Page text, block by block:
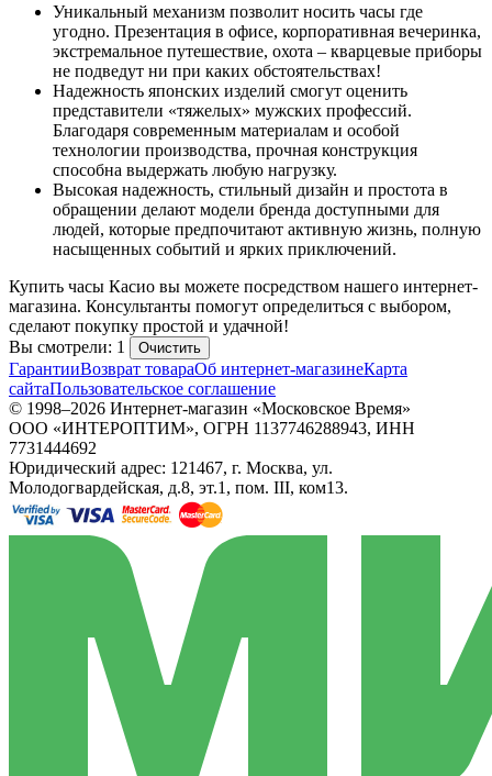
Уникальный механизм позволит носить часы где
угодно. Презентация в офисе, корпоративная вечеринка,
экстремальное путешествие, охота – кварцевые приборы
не подведут ни при каких обстоятельствах!
Надежность японских изделий смогут оценить
представители «тяжелых» мужских профессий.
Благодаря современным материалам и особой
технологии производства, прочная конструкция
способна выдержать любую нагрузку.
Высокая надежность, стильный дизайн и простота в
обращении делают модели бренда доступными для
людей, которые предпочитают активную жизнь, полную
насыщенных событий и ярких приключений.
Купить часы Касио вы можете посредством нашего интернет-
магазина. Консультанты помогут определиться с выбором,
сделают покупку простой и удачной!
Вы смотрели: 1
Очистить
ГарантииВозврат товараОб интернет-магазинеКарта
сайтаПользовательское соглашение
© 1998–2026 Интернет-магазин «Московское Время»
ООО «ИНТЕРОПТИМ», ОГРН 1137746288943, ИНН
7731444692
Юридический адрес: 121467, г. Москва, ул.
Молодогвардейская, д.8, эт.1, пом. III, ком13.